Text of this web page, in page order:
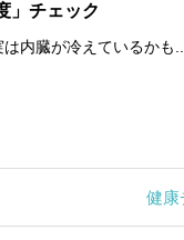
」チェック
内臓が冷えているかも...
健康